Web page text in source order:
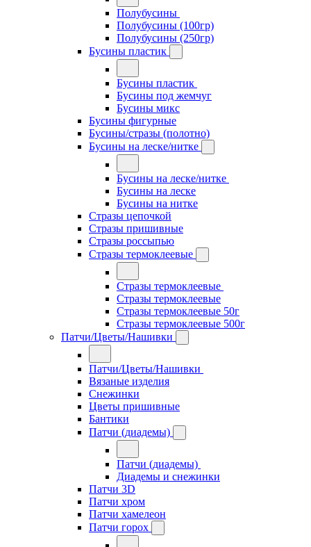
Полубусины
Полубусины (100гр)
Полубусины (250гр)
Бусины пластик
Бусины пластик
Бусины под жемчуг
Бусины микс
Бусины фигурные
Бусины/стразы (полотно)
Бусины на леске/нитке
Бусины на леске/нитке
Бусины на леске
Бусины на нитке
Стразы цепочкой
Стразы пришивные
Стразы россыпью
Стразы термоклеевые
Стразы термоклеевые
Стразы термоклеевые
Стразы термоклеевые 50г
Стразы термоклеевые 500г
Патчи/Цветы/Нашивки
Патчи/Цветы/Нашивки
Вязаные изделия
Снежинки
Цветы пришивные
Бантики
Патчи (диадемы)
Патчи (диадемы)
Диадемы и снежинки
Патчи 3D
Патчи хром
Патчи хамелеон
Патчи горох